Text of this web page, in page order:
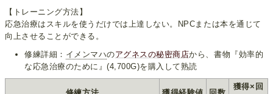
【トレーニング方法】
応急治療はスキルを使うだけでは上達しない。NPCまたは本を通じて
向上させることができる。
修練詳細： イメンマハのアグネスの秘密商店から、書物『効率的
な応急治療のために』(4,700G)を購入して熟読
獲得×回